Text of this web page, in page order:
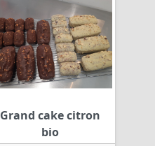
Grand cake citron
bio